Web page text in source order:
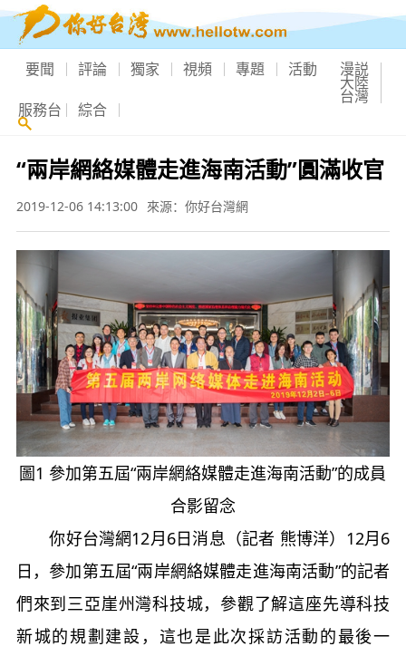
要聞 評論 獨家 視頻 專題 活動 漫説
大陸
台灣
服務台 綜合
“兩岸網絡媒體走進海南活動”圓滿收官
2019-12-06 14:13:00 來源：你好台灣網
圖1 參加第五屆“兩岸網絡媒體走進海南活動”的成員
合影留念
你好台灣網12月6日消息 （記者 熊博洋） 12月6
日，參加第五屆“兩岸網絡媒體走進海南活動”的記者
們來到三亞崖州灣科技城，參觀了解這座先導科技
新城的規劃建設，這也是此次採訪活動的最後一